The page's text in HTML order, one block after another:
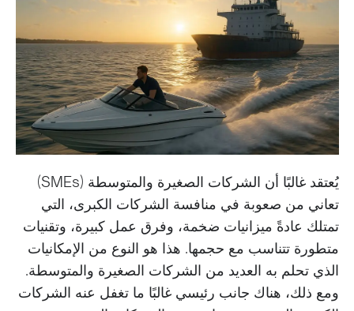
يُعتقد غالبًا أن الشركات الصغيرة والمتوسطة (SMEs)
تعاني من صعوبة في منافسة الشركات الكبرى، التي
تمتلك عادةً ميزانيات ضخمة، وفرق عمل كبيرة، وتقنيات
متطورة تتناسب مع حجمها. هذا هو النوع من الإمكانيات
الذي تحلم به العديد من الشركات الصغيرة والمتوسطة.
ومع ذلك، هناك جانب رئيسي غالبًا ما تغفل عنه الشركات